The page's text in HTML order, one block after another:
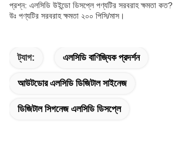
প্রশ্ন: এলসিডি উইন্ডো ডিসপ্লে পণ্যটির সরবরাহ ক্ষমতা কত?
উঃ পণ্যটির সরবরাহ ক্ষমতা ২০০ পিসি/মাস।
ট্যাগ: এলসিডি বাণিজ্যিক প্রদর্শন
আউটডোর এলসিডি ডিজিটাল সাইনেজ
ডিজিটাল সিগনেজ এলসিডি ডিসপ্লে